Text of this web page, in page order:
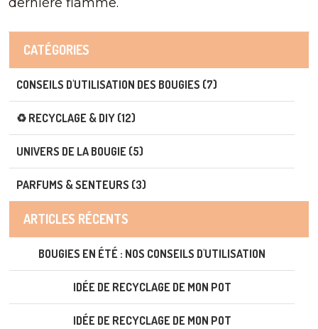
CATÉGORIES
CONSEILS D'UTILISATION DES BOUGIES (7)
♻️ RECYCLAGE & DIY (12)
UNIVERS DE LA BOUGIE (5)
PARFUMS & SENTEURS (3)
ARTICLES RÉCENTS
BOUGIES EN ÉTÉ : NOS CONSEILS D'UTILISATION
IDÉE DE RECYCLAGE DE MON POT
IDÉE DE RECYCLAGE DE MON POT